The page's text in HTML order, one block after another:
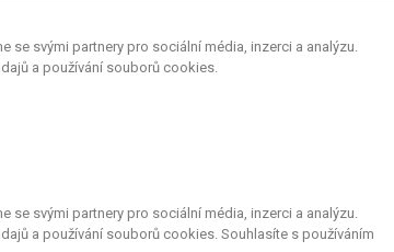
svými partnery pro sociální média, inzerci a analýzu.
a používání souborů cookies.
svými partnery pro sociální média, inzerci a analýzu.
a používání souborů cookies. Souhlasíte s používáním